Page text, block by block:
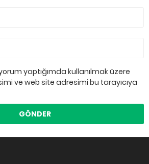
yaptığımda kullanılmak üzere
ve web site adresimi bu tarayıcıya